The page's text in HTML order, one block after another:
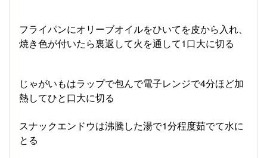
フライパンにオリーブオイルをひいてを皮から入れ、
焼き色が付いたら裏返して火を通して1口大に切る
じゃがいもはラップで包んで電子レンジで4分ほど加
熱してひと口大に切る
スナックエンドウは沸騰した湯で1分程度茹でて水に
とる